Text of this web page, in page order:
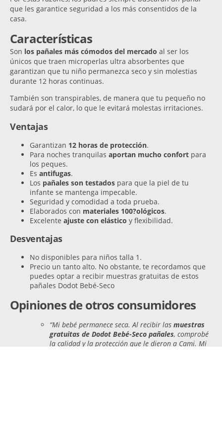
que les garantice seguridad a los más consentidos de la
casa.
Características
Son los pañales más cómodos del mercado al ser los
únicos que traen microperlas ultra absorbentes que
garantizan que tu niño permanezca seco y sin molestias
durante 12 horas continuas.
También son transpirables, de manera que tu pequeño no
sudará por el calor, lo que le evitará molestas irritaciones.
Ventajas
Garantizan 12 horas de protección.
Para noches tranquilas aportan mucho confort para
los peques.
Es antifugas.
Los pañales son testados para que la piel de tu
infante se mantenga impecable.
Seguridad y comodidad a toda prueba.
Elaborados con materiales 100?ológicos.
Excelente ajuste con elástico y flexibilidad.
Desventajas
No disponibles para niños talla 1.
Precio un tanto alto. No obstante, te recordamos que
puedes optar a recibir muestras gratuitas de estos
pañales Dodot Bebé-Seco
Opiniones de otros consumidores
“Mi bebé permanece seca. Al recibir las muestras
gratuitas de Dodot Bebé-Seco pañales, comprobé
la calidad y la protección que le dieron a Cami. Mi